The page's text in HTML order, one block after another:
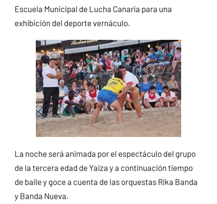
Escuela Municipal de Lucha Canaria para una
exhibición del deporte vernáculo.
La noche será animada por el espectáculo del grupo
de la tercera edad de Yaiza y a continuación tiempo
de baile y goce a cuenta de las orquestas Rika Banda
y Banda Nueva.